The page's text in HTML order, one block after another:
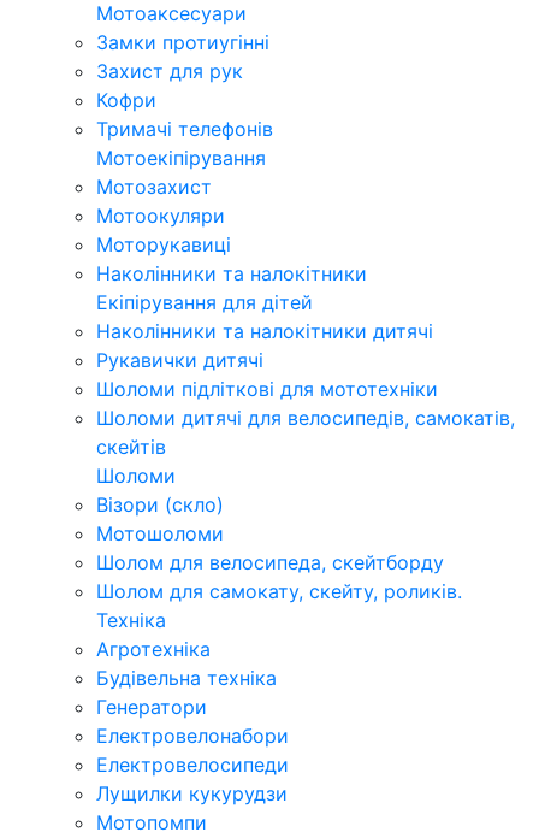
Мотоаксесуари
Замки протиугінні
Захист для рук
Кофри
Тримачі телефонів
Мотоекіпірування
Мотозахист
Мотоокуляри
Моторукавиці
Наколінники та налокітники
Екіпірування для дітей
Наколінники та налокітники дитячі
Рукавички дитячі
Шоломи підліткові для мототехніки
Шоломи дитячі для велосипедів, самокатів,
скейтів
Шоломи
Візори (скло)
Мотошоломи
Шолом для велосипеда, скейтборду
Шолом для самокату, скейту, роликів.
Техніка
Агротехніка
Будівельна техніка
Генератори
Електровелонабори
Електровелосипеди
Лущилки кукурудзи
Мотопомпи